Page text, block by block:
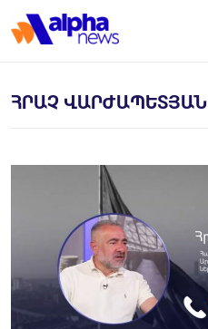
ՀՐԱՉ ՎԱՐԺԱՊԵՏՅԱՆ